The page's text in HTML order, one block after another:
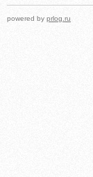
powered by prlog.ru